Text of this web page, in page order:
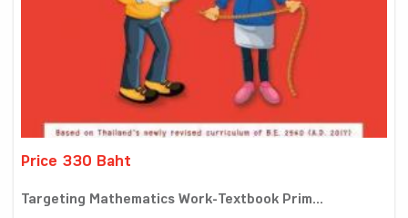
Price 330 Baht
Targeting Mathematics Work-Textbook Prim...